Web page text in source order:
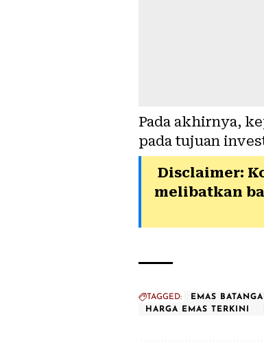
Pada akhirnya,
pada tujuan
Disclaimer:
melibatkan
TAGGED: EMAS
HARGA EMAS TERKINI